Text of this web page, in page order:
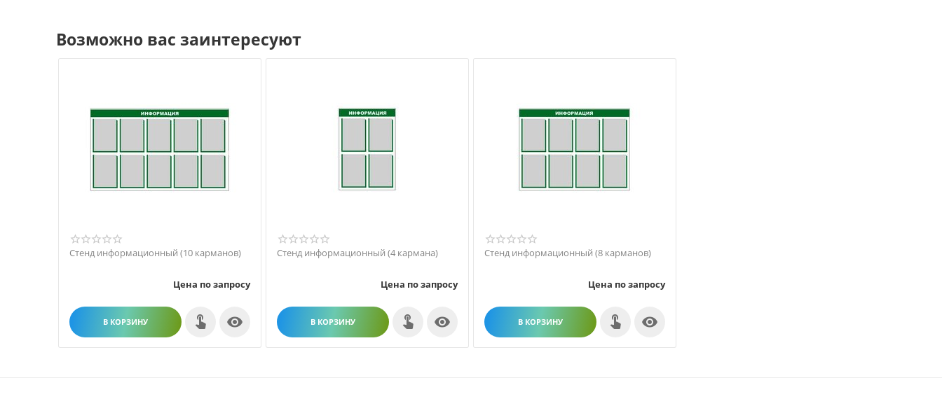
Возможно вас заинтересуют
Стенд информационный (10 карманов)
Цена по запросу
В КОРЗИНУ 
Стенд информационный (4 кармана)
Цена по запросу
В КОРЗИНУ 
Стенд информационный (8 карманов)
Цена по запросу
В КОРЗИНУ 